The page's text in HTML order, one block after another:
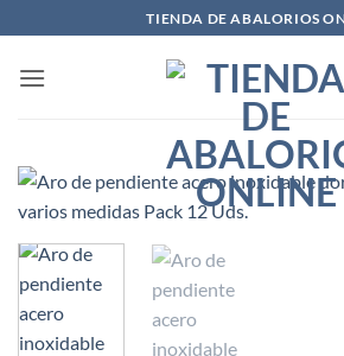
al
contenido
TIENDA DE ABALORIOS